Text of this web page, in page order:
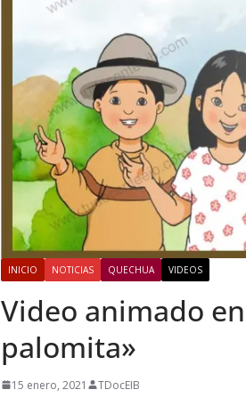
INICIO NOTICIAS QUECHUA VIDEOS
Video animado
palomita»
15 enero, 2021 TDocEIB